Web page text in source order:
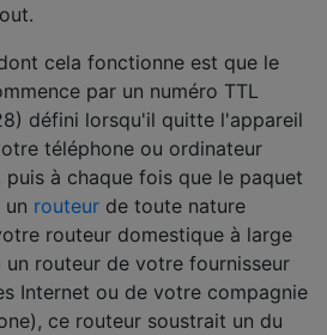
cela fonctionne est que le
par un numéro TTL
défini lorsqu'il quitte l'appareil
téléphone ou ordinateur
à chaque fois que le paquet
un routeur de toute nature
routeur domestique à large
un routeur de votre fournisseur
Internet ou de votre compagnie
ce routeur soustrait un du